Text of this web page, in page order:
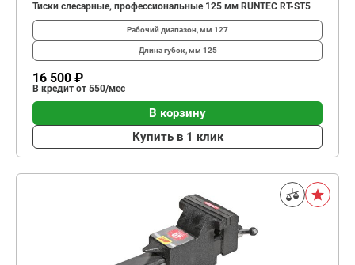
Тиски слесарные, профессиональные 125 мм RUNTEC RT-ST5
Рабочий диапазон, мм 127
Длина губок, мм 125
16 500 ₽
В кредит от 550/мес
В корзину
Купить в 1 клик